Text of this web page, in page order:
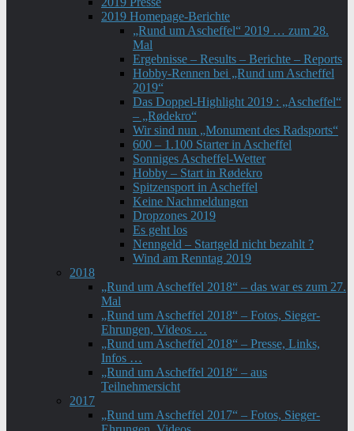
2019 Homepage-Berichte
„Rund um Ascheffel“ 2019 … zum 28.
Mal
Ergebnisse – Results – Berichte – Reports
Hobby-Rennen bei „Rund um Ascheffel
2019“
Das Doppel-Highlight 2019 : „Ascheffel“
– „Rødekro“
Wir sind nun „Monument des Radsports“
600 – 1.100 Starter in Ascheffel
Sonniges Ascheffel-Wetter
Hobby – Start in Rødekro
Spitzensport in Ascheffel
Keine Nachmeldungen
Dropzones 2019
Es geht los
Nenngeld – Startgeld nicht bezahlt ?
Wind am Renntag 2019
2018
„Rund um Ascheffel 2018“ – das war es zum 27.
Mal
„Rund um Ascheffel 2018“ – Fotos, Sieger-
Ehrungen, Videos …
„Rund um Ascheffel 2018“ – Presse, Links,
Infos …
„Rund um Ascheffel 2018“ – aus
Teilnehmersicht
2017
„Rund um Ascheffel 2017“ – Fotos, Sieger-